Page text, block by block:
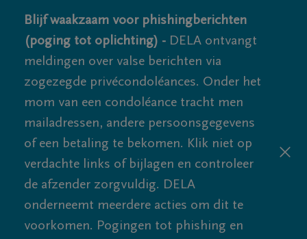
Blijf waakzaam voor phishingberichten
(poging tot oplichting) - DELA ontvangt
meldingen over valse berichten via
zogezegde privécondoléances. Onder het
mom van een condoléance tracht men
mailadressen, andere persoonsgegevens
of een betaling te bekomen. Klik niet op
verdachte links of bijlagen en controleer
de afzender zorgvuldig. DELA
onderneemt meerdere acties om dit te
voorkomen. Pogingen tot phishing en